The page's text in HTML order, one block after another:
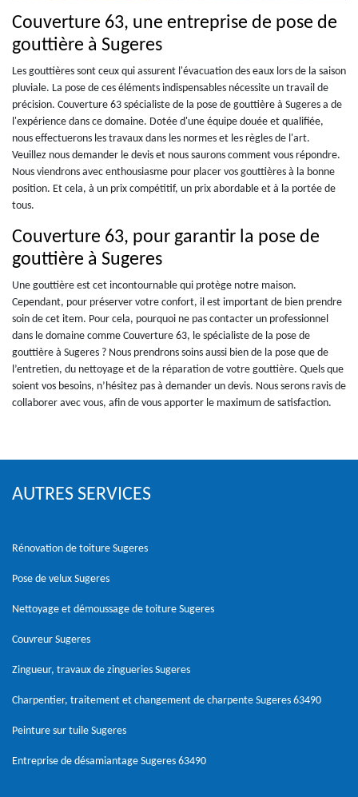
Couverture 63, une entreprise de pose de
gouttière à Sugeres
Les gouttières sont ceux qui assurent l'évacuation des eaux lors de la saison
pluviale. La pose de ces éléments indispensables nécessite un travail de
précision. Couverture 63 spécialiste de la pose de gouttière à Sugeres a de
l'expérience dans ce domaine. Dotée d'une équipe douée et qualifiée,
nous effectuerons les travaux dans les normes et les règles de l'art.
Veuillez nous demander le devis et nous saurons comment vous répondre.
Nous viendrons avec enthousiasme pour placer vos gouttières à la bonne
position. Et cela, à un prix compétitif, un prix abordable et à la portée de
tous.
Couverture 63, pour garantir la pose de
gouttière à Sugeres
Une gouttière est cet incontournable qui protège notre maison.
Cependant, pour préserver votre confort, il est important de bien prendre
soin de cet item. Pour cela, pourquoi ne pas contacter un professionnel
dans le domaine comme Couverture 63, le spécialiste de la pose de
gouttière à Sugeres ? Nous prendrons soins aussi bien de la pose que de
l’entretien, du nettoyage et de la réparation de votre gouttière. Quels que
soient vos besoins, n’hésitez pas à demander un devis. Nous serons ravis de
collaborer avec vous, afin de vous apporter le maximum de satisfaction.
AUTRES SERVICES
Rénovation de toiture Sugeres
Pose de velux Sugeres
Nettoyage et démoussage de toiture Sugeres
Couvreur Sugeres
Zingueur, travaux de zingueries Sugeres
Charpentier, traitement et changement de charpente Sugeres 63490
Peinture sur tuile Sugeres
Entreprise de désamiantage Sugeres 63490